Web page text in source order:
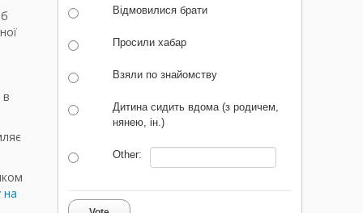
в
на
Відмовилися брати
Просили хабар
Взяли по знайомству
Дитина сидить вдома (з родичем,
нянею, ін.)
Other: